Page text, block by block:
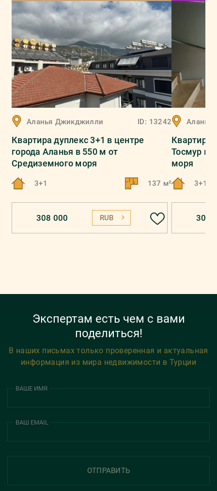
Аланья Джикджилли ID: 13242
Квартира дуплекс 3+1 в центре
города Аланья в 550 м от
Средиземного моря
3+1 137 м²
308 000 RUB
Аланья
Квартира
Тосмур в
моря
3+1
302
Экспертам есть чем с вами
поделиться!
В наших письмах только проверенная и актуальная
информация из мира недвижимости в Турции
ВАШЕ ИМЯ
ВАШ EMAIL
ОТПРАВИТЬ